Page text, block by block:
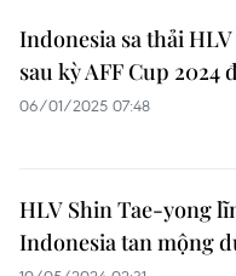
Indonesia sa thải
sau kỳ AFF Cup 2024
06/01/2025 07:48
HLV Shin Tae-yong
Indonesia tan mộng